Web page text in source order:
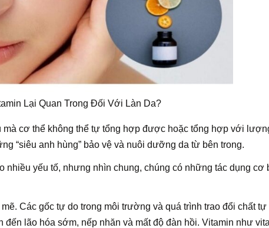
Lại Quan Trong Đối Với Làn Da?
cơ thể không thể tự tổng hợp được hoặc tổng hợp với
“siêu anh hùng” bảo vệ và nuôi dưỡng da từ bên trong.
nhiều yếu tố, nhưng nhìn chung, chúng có những tác dụng cơ
Các gốc tự do trong môi trường và quá trình trao đổi chất tự
đến lão hóa sớm, nếp nhăn và mất độ đàn hồi. Vitamin như